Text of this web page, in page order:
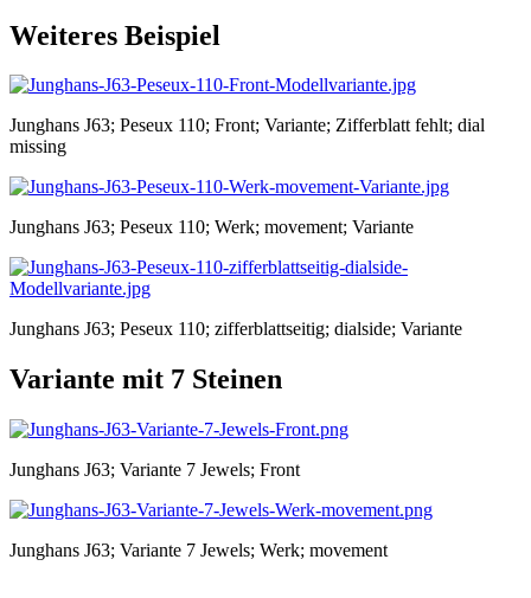
Weiteres Beispiel
Junghans J63; Peseux 110; Front; Variante; Zifferblatt fehlt; dial
missing
Junghans J63; Peseux 110; Werk; movement; Variante
Junghans J63; Peseux 110; zifferblattseitig; dialside; Variante
Variante mit 7 Steinen
Junghans J63; Variante 7 Jewels; Front
Junghans J63; Variante 7 Jewels; Werk; movement